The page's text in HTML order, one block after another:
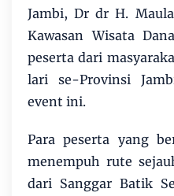
Jambi, Dr dr H.
Kawasan Wisata
peserta dari
lari se-Provinsi
event ini.
Para peserta yang
menempuh rute
dari Sanggar Batik